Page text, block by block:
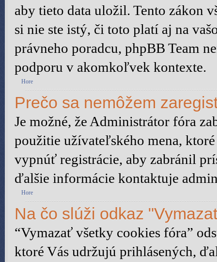
aby tieto data uložil. Tento zákon
si nie ste istý, či toto platí aj na
právneho poradcu, phpBB Team
podporu v akomkoľvek kontexte.
Hore
Prečo sa nemôžem
Je možné, že Administrátor fóra
použitie užívateľského mena,
vypnúť registrácie, aby zabránil
ďalšie informácie kontaktuje
Hore
Na čo slúži odkaz
“Vymazať všetky cookies fóra”
ktoré Vás udržujú prihlásených,